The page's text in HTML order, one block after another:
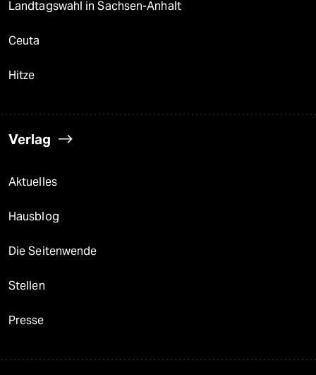
Landtagswahl in Sachsen-Anhalt
Ceuta
Hitze
Verlag
Aktuelles
Hausblog
Die Seitenwende
Stellen
Presse